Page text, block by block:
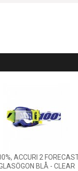
ACCURI 2
BLÅ - CLEAR